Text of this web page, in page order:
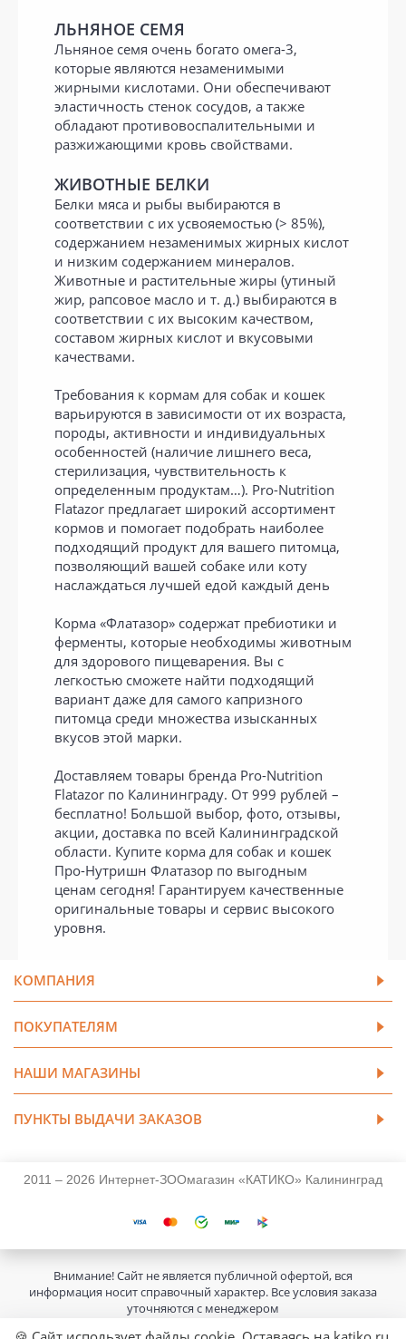
ЛЬНЯНОЕ СЕМЯ
Льняное семя очень богато омега-3,
которые являются незаменимыми
жирными кислотами. Они обеспечивают
эластичность стенок сосудов, а также
обладают противовоспалительными и
разжижающими кровь свойствами.
ЖИВОТНЫЕ БЕЛКИ
Белки мяса и рыбы выбираются в
соответствии с их усвояемостью (> 85%),
содержанием незаменимых жирных кислот
и низким содержанием минералов.
Животные и растительные жиры (утиный
жир, рапсовое масло и т. д.) выбираются в
соответствии с их высоким качеством,
составом жирных кислот и вкусовыми
качествами.
Требования к кормам для собак и кошек
варьируются в зависимости от их возраста,
породы, активности и индивидуальных
особенностей (наличие лишнего веса,
стерилизация, чувствительность к
определенным продуктам…). Pro-Nutrition
Flatazor предлагает широкий ассортимент
кормов и помогает подобрать наиболее
подходящий продукт для вашего питомца,
позволяющий вашей собаке или коту
наслаждаться лучшей едой каждый день
Корма «Флатазор» содержат пребиотики и
ферменты, которые необходимы животным
для здорового пищеварения. Вы с
легкостью сможете найти подходящий
вариант даже для самого капризного
питомца среди множества изысканных
вкусов этой марки.
Доставляем товары бренда Pro-Nutrition
Flatazor по Калининграду. От 999 рублей –
бесплатно! Большой выбор, фото, отзывы,
акции, доставка по всей Калининградской
области. Купите корма для собак и кошек
Про-Нутришн Флатазор по выгодным
ценам сегодня! Гарантируем качественные
оригинальные товары и сервис высокого
уровня.
КОМПАНИЯ
ПОКУПАТЕЛЯМ
НАШИ МАГАЗИНЫ
ПУНКТЫ ВЫДАЧИ ЗАКАЗОВ
2011 – 2026 Интернет-ЗООмагазин «КАТИКО» Калининград
Внимание! Сайт не является публичной офертой, вся
информация носит справочный характер. Все условия заказа
уточняются с менеджером